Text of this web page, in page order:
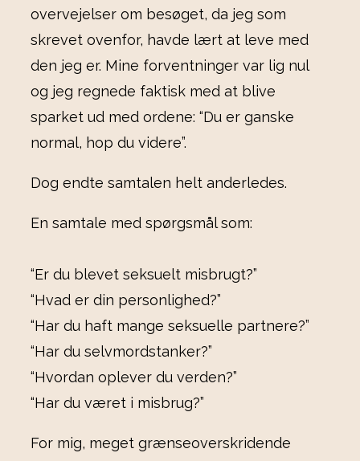
overvejelser om besøget, da jeg som
skrevet ovenfor, havde lært at leve med
den jeg er. Mine forventninger var lig nul
og jeg regnede faktisk med at blive
sparket ud med ordene: “Du er ganske
normal, hop du videre”.
Dog endte samtalen helt anderledes.
En samtale med spørgsmål som:
“Er du blevet seksuelt misbrugt?”
“Hvad er din personlighed?”
“Har du haft mange seksuelle partnere?”
“Har du selvmordstanker?”
“Hvordan oplever du verden?”
“Har du været i misbrug?”
For mig, meget grænseoverskridende